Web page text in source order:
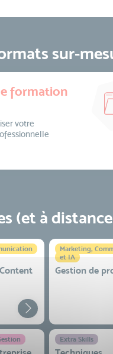
sur-
formation
votre
(et à
Marketing,
et IA
Gestion de
Extra Skills